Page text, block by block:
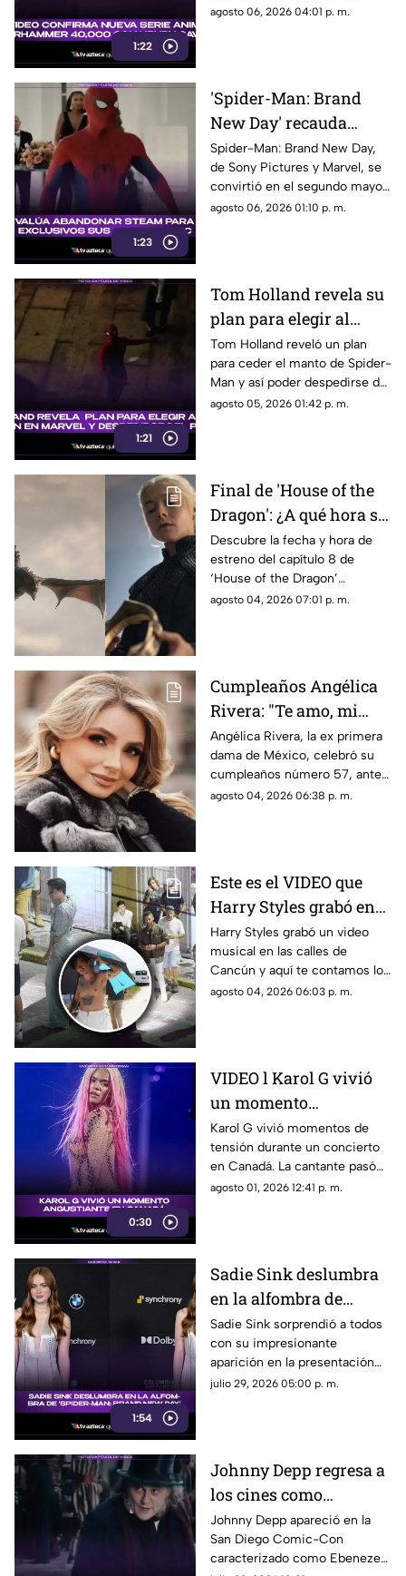
1:22
Henry Cavill como productor
agosto 06, 2026 04:01 p. m.
1:23
'Spider-Man: Brand
New Day' recauda
millones de dólares y
es el segundo mejor
debut de la historia
Spider-Man: Brand New Day,
de Sony Pictures y Marvel, se
convirtió en el segundo mayor
estreno de fin de semana. Aquí
agosto 06, 2026 01:10 p. m.
1:21
Tom Holland revela su
plan para elegir al
próximo Spider-Man
en Marvel y despedirse
del personaje
Tom Holland reveló un plan
para ceder el manto de Spider-
Man y así poder despedirse del
personaje. Aquí te
agosto 05, 2026 01:42 p. m.
Final de 'House of the
Dragon': ¿A qué hora se
estrena el ÚLTIMO
capítulo de la
temporada 3 de La Casa
del Dragón en México?
Descubre la fecha y hora de
estreno del capítulo 8 de
‘House of the Dragon’
temporada 3 en México. Todos
agosto 04, 2026 07:01 p. m.
Cumpleaños Angélica
Rivera: "Te amo, mi
Gaviota", uno de los
mensajes a la ex
primera dama
Angélica Rivera, la ex primera
dama de México, celebró su
cumpleaños número 57, ante
esto las muestras de cariño no
agosto 04, 2026 06:38 p. m.
Este es el VIDEO que
Harry Styles grabó en
Cancún: ¿En qué zonas
de Quintana Roo filmó
el cantante el videoclip
de ‘Lights Up’?
Harry Styles grabó un video
musical en las calles de
Cancún y aquí te contamos los
detalles de la grabación, así
agosto 04, 2026 06:03 p. m.
0:30
VIDEO l Karol G vivió
un momento
angustiante durante
una presentación en
Canadá
Karol G vivió momentos de
tensión durante un concierto
en Canadá. La cantante pasó
un gran susto en plena
agosto 01, 2026 12:41 p. m.
1:54
Sadie Sink deslumbra
en la alfombra de
'Spider-Man: Brand
New Day'
Sadie Sink sorprendió a todos
con su impresionante
aparición en la presentación
de ‘Spider-Man: Brand New
julio 29, 2026 05:00 p. m.
Johnny Depp regresa a
los cines como
Ebenezer Scrooge en
nueva versión de
'Cuento de Navidad'
Johnny Depp apareció en la
San Diego Comic-Con
caracterizado como Ebenezer